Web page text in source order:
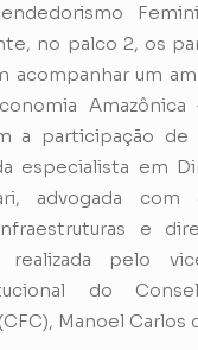
no palco 2, os
acompanhar um
a participação de
especialista em
advogada com
e
realizada pelo
do
Manoel Carlos